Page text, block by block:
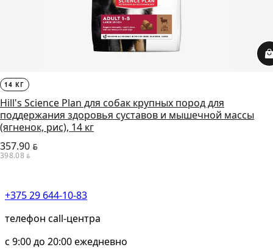
14 КГ
Hill's Science Plan для собак крупных пород для
поддержания здоровья суставов и мышечной массы
(ягненок, рис), 14 кг
357.90 BYN
398.08 BYN
+375 29 644-10-83
телефон call-центра
c 9:00 до 20:00 ежедневно